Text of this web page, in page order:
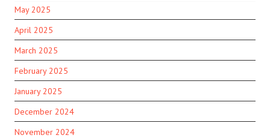
May 2025
April 2025
March 2025
February 2025
January 2025
December 2024
November 2024